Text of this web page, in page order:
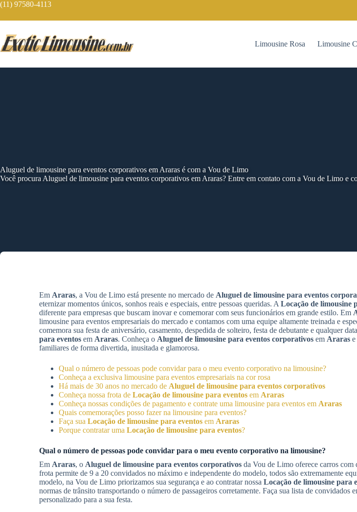
Skip
content
(11) 97580-4113
Limousine Rosa Limousine
Aluguel de limousine para eventos corporativos em Araras é com a Vou de Limo
Você procura Aluguel de limousine para eventos corporativos em Araras? Entre em contato com a Vou de Limo e
Em Araras, a Vou de Limo está presente no mercado de Aluguel de limousine para eventos
eternizar momentos únicos, sonhos reais e especiais, entre pessoas queridas. A Locação de limousine
diferente para empresas que buscam inovar e comemorar com seus funcionários em grande estilo. Em
limousine para eventos empresariais do mercado e contamos com uma equipe altamente treinada e
comemora sua festa de aniversário, casamento, despedida de solteiro, festa de debutante e qualquer
para eventos em Araras. Conheça o Aluguel de limousine para eventos corporativos em Araras
familiares de forma divertida, inusitada e glamorosa.
Qual o número de pessoas pode convidar para o meu evento corporativo na limousine?
Conheça a exclusiva limousine para eventos empresariais na cor rosa
Há mais de 30 anos no mercado de Aluguel de limousine para eventos corporativos
Conheça nossa frota de Locação de limousine para eventos em Araras
Conheça nossas condições de pagamento e contrate uma limousine para eventos em Araras
Quais comemorações posso fazer na limousine para eventos?
Faça sua Locação de limousine para eventos em Araras
Porque contratar uma Locação de limousine para eventos?
Qual o número de pessoas pode convidar para o meu evento corporativo na limousine?
Em Araras, o Aluguel de limousine para eventos corporativos da Vou de Limo oferece carros com
frota permite de 9 a 20 convidados no máximo e independente do modelo, todos são extremamente
modelo, na Vou de Limo priorizamos sua segurança e ao contratar nossa Locação de limousine para
normas de trânsito transportando o número de passageiros corretamente. Faça sua lista de convidados
personalizado para a sua festa.